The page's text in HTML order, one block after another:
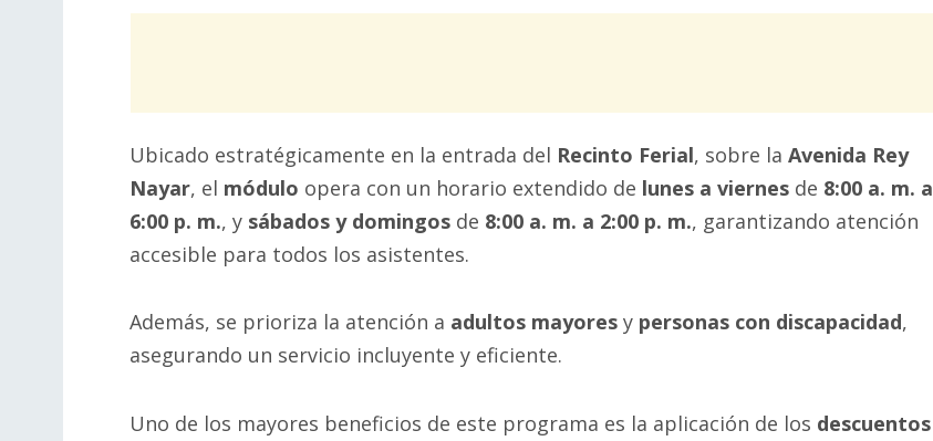
Ubicado estratégicamente en la entrada del Recinto Ferial, sobre la Avenida Rey
Nayar, el módulo opera con un horario extendido de lunes a viernes de 8:00 a. m. a
6:00 p. m., y sábados y domingos de 8:00 a. m. a 2:00 p. m., garantizando atención
accesible para todos los asistentes.
Además, se prioriza la atención a adultos mayores y personas con discapacidad,
asegurando un servicio incluyente y eficiente.
Uno de los mayores beneficios de este programa es la aplicación de los descuentos